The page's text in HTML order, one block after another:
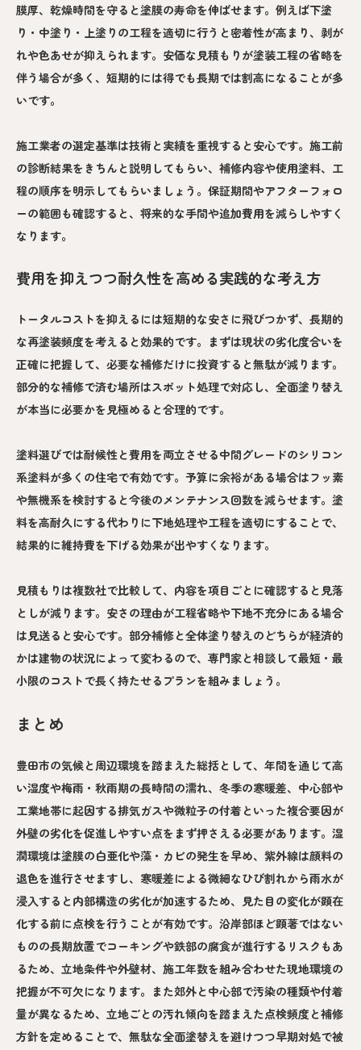
膜厚、乾燥時間を守ると塗膜の寿命を伸ばせます。例えば下塗
り・中塗り・上塗りの工程を適切に行うと密着性が高まり、剥が
れや色あせが抑えられます。安価な見積もりが塗装工程の省略を
伴う場合が多く、短期的には得でも長期では割高になることが多
いです。
施工業者の選定基準は技術と実績を重視すると安心です。施工前
の診断結果をきちんと説明してもらい、補修内容や使用塗料、工
程の順序を明示してもらいましょう。保証期間やアフターフォロ
ーの範囲も確認すると、将来的な手間や追加費用を減らしやすく
なります。
費用を抑えつつ耐久性を高める実践的な考え方
トータルコストを抑えるには短期的な安さに飛びつかず、長期的
な再塗装頻度を考えると効果的です。まずは現状の劣化度合いを
正確に把握して、必要な補修だけに投資すると無駄が減ります。
部分的な補修で済む場所はスポット処理で対応し、全面塗り替え
が本当に必要かを見極めると合理的です。
塗料選びでは耐候性と費用を両立させる中間グレードのシリコン
系塗料が多くの住宅で有効です。予算に余裕がある場合はフッ素
や無機系を検討すると今後のメンテナンス回数を減らせます。塗
料を高耐久にする代わりに下地処理や工程を適切にすることで、
結果的に維持費を下げる効果が出やすくなります。
見積もりは複数社で比較して、内容を項目ごとに確認すると見落
としが減ります。安さの理由が工程省略や下地不充分にある場合
は見送ると安心です。部分補修と全体塗り替えのどちらが経済的
かは建物の状況によって変わるので、専門家と相談して最短・最
小限のコストで長く持たせるプランを組みましょう。
まとめ
豊田市の気候と周辺環境を踏まえた総括として、年間を通じて高
い湿度や梅雨・秋雨期の長時間の濡れ、冬季の寒暖差、中心部や
工業地帯に起因する排気ガスや微粒子の付着といった複合要因が
外壁の劣化を促進しやすい点をまず押さえる必要があります。湿
潤環境は塗膜の白亜化や藻・カビの発生を早め、紫外線は顔料の
退色を進行させますし、寒暖差による微細なひび割れから雨水が
浸入すると内部構造の劣化が加速するため、見た目の変化が顕在
化する前に点検を行うことが有効です。沿岸部ほど顕著ではない
ものの長期放置でコーキングや鉄部の腐食が進行するリスクもあ
るため、立地条件や外壁材、施工年数を組み合わせた現地環境の
把握が不可欠になります。また郊外と中心部で汚染の種類や付着
量が異なるため、立地ごとの汚れ傾向を踏まえた点検頻度と補修
方針を定めることで、無駄な全面塗替えを避けつつ早期対処で被